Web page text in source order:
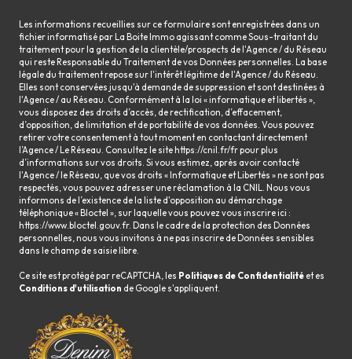
Les informations recueillies sur ce formulaire sont enregistrées dans un
fichier informatisé par La Boite Immo agissant comme Sous-traitant du
traitement pour la gestion de la clientèle/prospects de l'Agence / du Réseau
qui reste Responsable du Traitement de vos Données personnelles. La base
légale du traitement repose sur l'intérêt légitime de l'Agence / du Réseau.
Elles sont conservées jusqu'à demande de suppression et sont destinées à
l'Agence / au Réseau. Conformément à la loi « informatique et libertés »,
vous disposez des droits d’accès, de rectification, d’effacement,
d’opposition, de limitation et de portabilité de vos données. Vous pouvez
retirer votre consentement à tout moment en contactant directement
l’Agence / Le Réseau. Consultez le site https://cnil.fr/frpour plus
d’informations sur vos droits. Si vous estimez, après avoir contacté
l'Agence / le Réseau, que vos droits « Informatique et Libertés » ne sont pas
respectés, vous pouvez adresser une réclamation à la CNIL. Nous vous
informons de l’existence de la liste d'opposition au démarchage
téléphonique « Bloctel », sur laquelle vous pouvez vous inscrire ici :
https://www.bloctel.gouv.fr. Dans le cadre de la protection des Données
personnelles, nous vous invitons à ne pas inscrire de Données sensibles
dans le champ de saisie libre.
Ce site est protégé par reCAPTCHA, les Politiques de Confidentialité et es
Conditions d'utilisation de Google s'appliquent.